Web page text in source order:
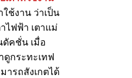
ช้งาน ว่าเป็น
ไฟฟ้า เตาแม่
ดัคชั่น เมื่อ
ดูกระทะเทฟ
ารถสังเกตได้